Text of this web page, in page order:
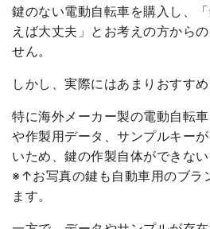
鍵のない電動自転車を購入し、
えば大丈夫」とお考えの方から
せん。
しかし、実際にはあまりおすすめ
特に海外メーカー製の電動自転
や作製用データ、サンプルキー
いため、鍵の作製自体ができない
※↑お写真の鍵も自動車用のブラ
ます。